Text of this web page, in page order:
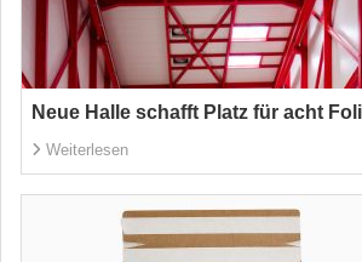
Neue Halle schafft Platz für acht
Weiterlesen